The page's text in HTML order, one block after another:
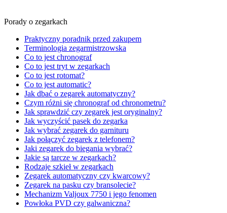
Porady o zegarkach
Praktyczny poradnik przed zakupem
Terminologia zegarmistrzowska
Co to jest chronograf
Co to jest tryt w zegarkach
Co to jest rotomat?
Co to jest automatic?
Jak dbać o zegarek automatyczny?
Czym różni się chronograf od chronometru?
Jak sprawdzić czy zegarek jest oryginalny?
Jak wyczyścić pasek do zegarka
Jak wybrać zegarek do garnituru
Jak połączyć zegarek z telefonem?
Jaki zegarek do biegania wybrać?
Jakie są tarcze w zegarkach?
Rodzaje szkieł w zegarkach
Zegarek automatyczny czy kwarcowy?
Zegarek na pasku czy bransolecie?
Mechanizm Valjoux 7750 i jego fenomen
Powłoka PVD czy galwaniczna?